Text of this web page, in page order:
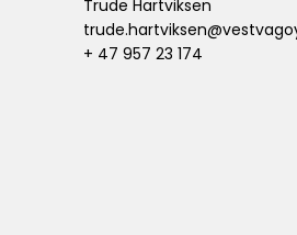
Trude Hartviksen
+ 47 957 23 174